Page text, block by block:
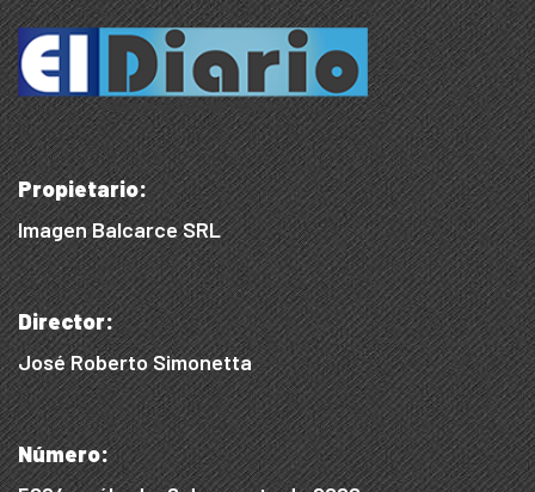
Propietario:
Imagen Balcarce SRL
Director:
José Roberto Simonetta
Número: